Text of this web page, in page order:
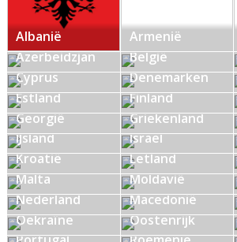
Albanië Armenië
Azerbeidzjan
België
Cyprus
Denemarken
Estland
Finland
Georgië
Griekenland
IJsland
Israël
Kroatië
Letland
Malta
Moldavië
Nederland
Noord-
Macedonië
Oekraïne
Oostenrijk